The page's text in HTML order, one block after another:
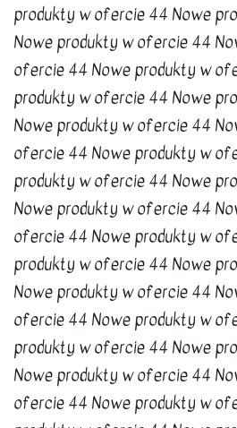
produkty w ofercie 44 Nowe
Nowe produkty w ofercie 44
ofercie 44 Nowe produkty w
produkty w ofercie 44 Nowe
Nowe produkty w ofercie 44
ofercie 44 Nowe produkty w
produkty w ofercie 44 Nowe
Nowe produkty w ofercie 44
ofercie 44 Nowe produkty w
produkty w ofercie 44 Nowe
Nowe produkty w ofercie 44
ofercie 44 Nowe produkty w
produkty w ofercie 44 Nowe
Nowe produkty w ofercie 44
ofercie 44 Nowe produkty w